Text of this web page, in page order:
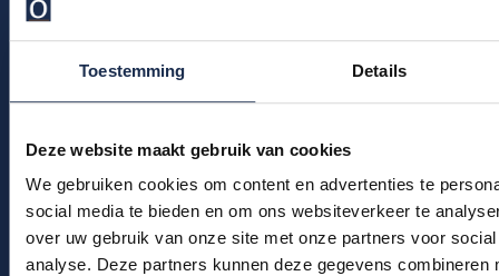
Toestemming Details
Deze website maakt gebruik van cookies
We gebruiken cookies om content en advertenties te
social media te bieden en om ons websiteverkeer te
over uw gebruik van onze site met onze partners voor
analyse. Deze partners kunnen deze gegevens combineren
Seidensticker
State of Art
Tommy Hilfiger
Vanguard
Reset
Schiesser
Seidensticker
Kledingonderhoud
Klantenservice
Actievoorwaarden
Winkel
Winkel & Openingstijden